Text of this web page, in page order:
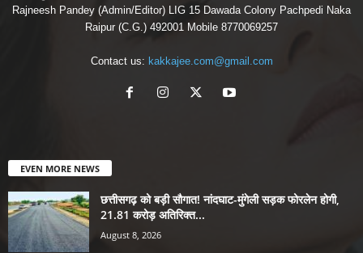
Rajneesh Pandey (Admin/Editor) LIG 15 Dawada Colony Pachpedi Naka
Raipur (C.G.) 492001 Mobile 8770069257
Contact us: kakkajee.com@gmail.com
EVEN MORE NEWS
छत्तीसगढ़ को बड़ी सौगात! नांदघाट-मुंगेली सड़क फोरलेन होगी,
21.81 करोड़ अतिरिक्त...
August 8, 2026